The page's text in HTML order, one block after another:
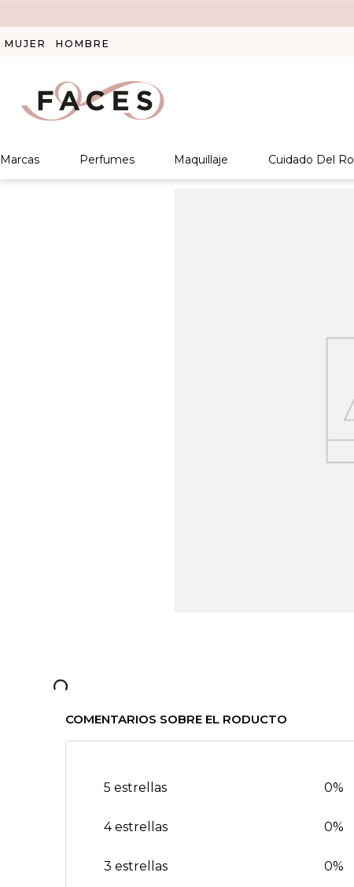
MUJER HOMBRE
Marcas Perfumes Maquillaje Cuidado Del
COMENTARIOS SOBRE EL RODUCTO
5 estrellas 0%
4 estrellas 0%
3 estrellas 0%